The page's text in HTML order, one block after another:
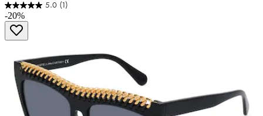
5.0 (1)
5.0
von
Sternen.
Bewertung
-20%